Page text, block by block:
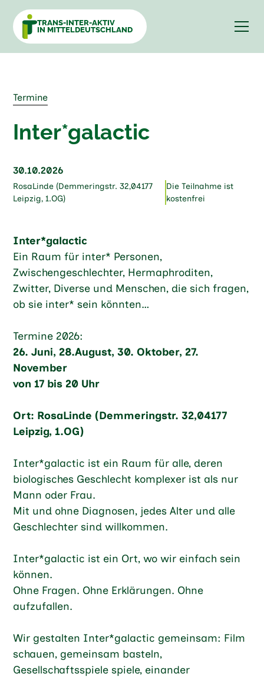
TRANS-INTER-AKTIV
IN MITTELDEUTSCHLAND
Termine
Inter*galactic
30.10.2026
RosaLinde (Demmeringstr. 32,04177
Leipzig, 1.OG)
Die Teilnahme ist
kostenfrei
Inter*galactic
Ein Raum für inter* Personen,
Zwischengeschlechter, Hermaphroditen,
Zwitter, Diverse und Menschen, die sich fragen,
ob sie inter* sein könnten…
Termine 2026:
26. Juni, 28.August, 30. Oktober, 27.
November
von 17 bis 20 Uhr
Ort: RosaLinde (Demmeringstr. 32,04177
Leipzig, 1.OG)
Inter*galactic ist ein Raum für alle, deren
biologisches Geschlecht komplexer ist als nur
Mann oder Frau.
Mit und ohne Diagnosen, jedes Alter und alle
Geschlechter sind willkommen.
Inter*galactic ist ein Ort, wo wir einfach sein
können.
Ohne Fragen. Ohne Erklärungen. Ohne
aufzufallen.
Wir gestalten Inter*galactic gemeinsam: Film
schauen, gemeinsam basteln,
Gesellschaftsspiele spiele, einander